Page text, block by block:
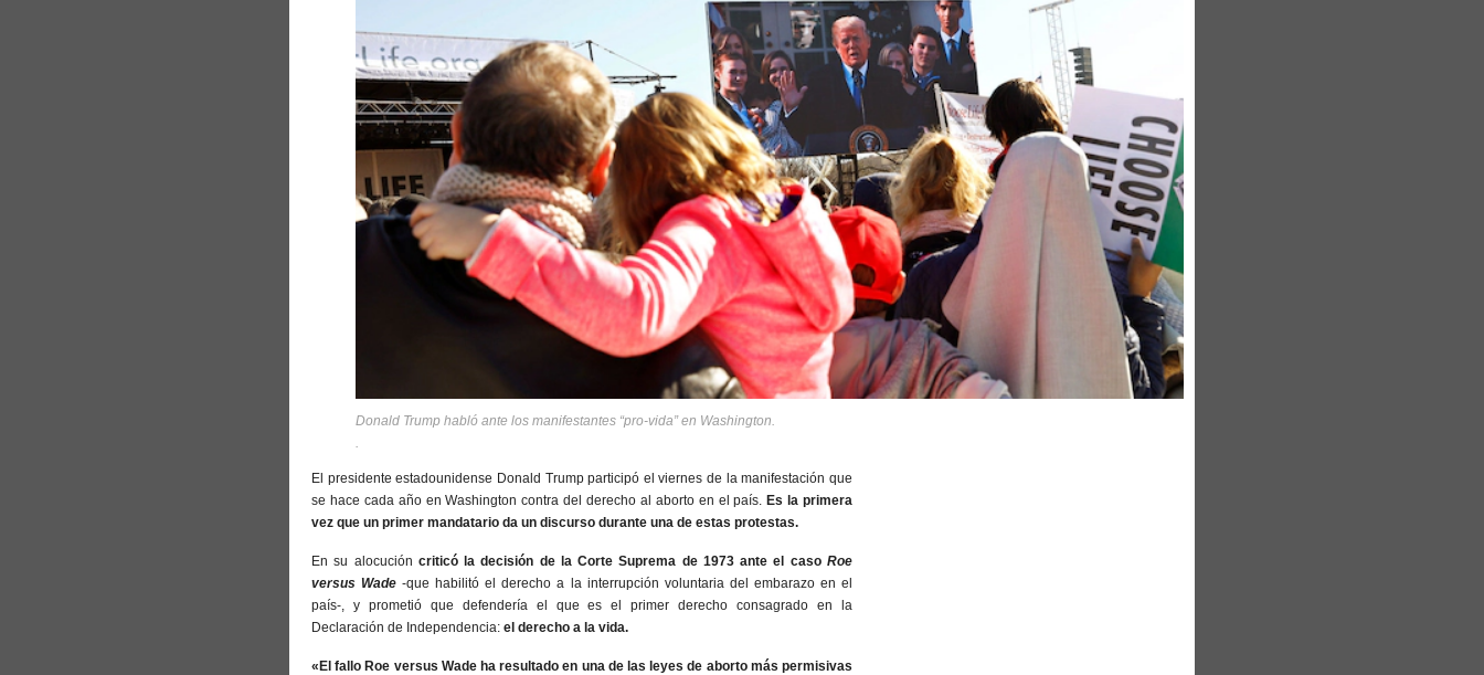
Donald Trump habló ante los manifestantes “pro-vida” en Washington.
El presidente estadounidense Donald Trump participó el viernes de la manifestación que
se hace cada año en Washington contra del derecho al aborto en el país.Es la primera
vez que un primer mandatario da un discurso durante una de estas protestas.
En su alocución criticó la decisión de la Corte Suprema de 1973 ante el casoRoe
versus Wade -que habilitó el derecho a la interrupción voluntaria del embarazo en el
país-, y prometió que defendería el que es el primer derecho consagrado en la
Declaración de Independencia: el derecho a la vida.
«El fallo Roe versus Wade ha resultado en una de las leyes de aborto más permisivas